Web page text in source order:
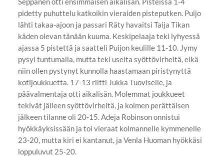
pidetty puhuttelu katkoikin vieraiden pisteputken. Puijo
lähti takaa-ajoon ja passari Räty havaitsi Taija Tikan
käden olevan tänään kuuma. Keskipelaaja teki lyhyessä
ajassa 5 pistettä ja saatteli Puijon keulille 11-10. Jymy
pysyi tuntumalla, mutta teki useita syöttövirheitä, eikä
niin ollen pystynyt kunnolla haastamaan piristynyttä
kotijoukkuetta. 17-13 riitti Jukka Tuoviselle, ja
päävalmentaja otti aikalisän. Molemmat joukkueet
tekivät jälleen syöttövirheitä, ja kolmen perättäisen
jälkeen tilanne oli 20-15. Adeja Robinson onnistui
hyökkäyksissään ja toi vieraat kolmannelle kymmenelle
23-20, mutta kiri ei kantanut, ja Venla Huoman hyökkäsi
loppuluvut 25-20.